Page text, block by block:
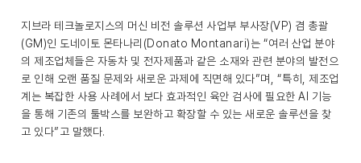
지브라 테크놀로지스의 머신 비전 솔루션 사업부 부사장(VP) 겸 총괄
(GM)인 도네이토 몬타나리(Donato Montanari)는 “여러 산업 분야
의 제조업체들은 자동차 및 전자제품과 같은 소재와 관련 분야의 발전으
로 인해 오랜 품질 문제와 새로운 과제에 직면해 있다”며, “특히, 제조업
계는 복잡한 사용 사례에서 보다 효과적인 육안 검사에 필요한 AI 기능
을 통해 기존의 툴박스를 보완하고 확장할 수 있는 새로운 솔루션을 찾
고 있다”고 말했다.